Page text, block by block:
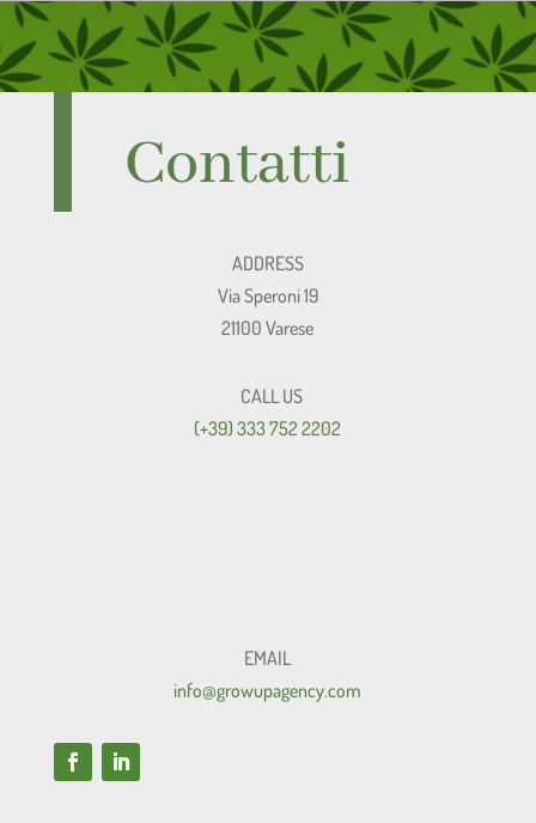
Contatti
ADDRESS
Via Speroni 19
21100 Varese
CALL US
(+39) 333 752 2202
EMAIL
info@growupagency.com